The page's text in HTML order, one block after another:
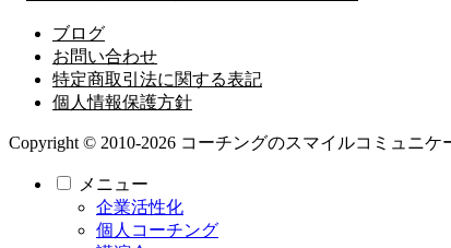
ブログ
お問い合わせ
特定商取引法に関する表記
個人情報保護方針
Copyright © 2010-2026 コーチングのスマイルコミュニケ
メニュー
企業活性化
個人コーチング